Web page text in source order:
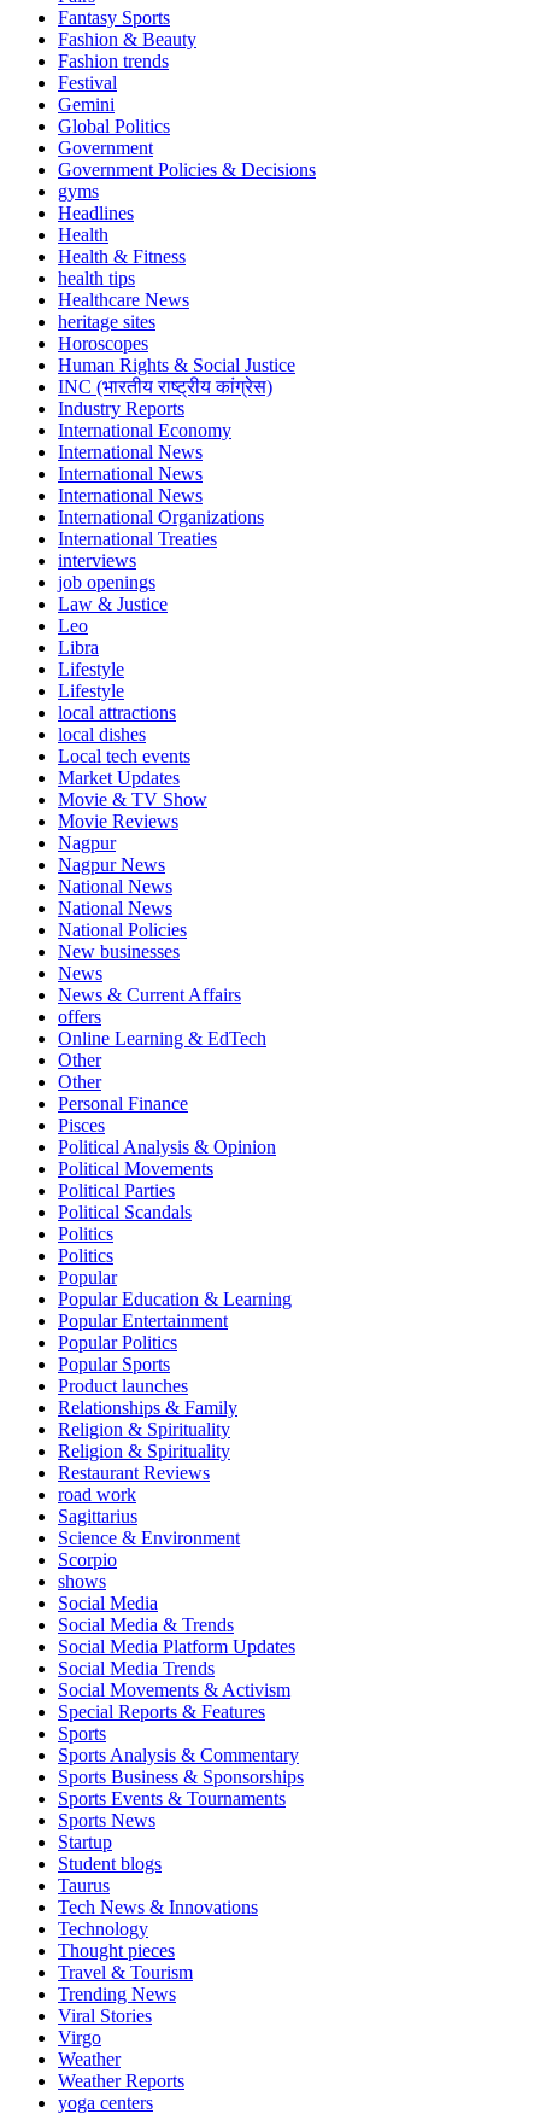
Fantasy Sports
Fashion & Beauty
Fashion trends
Festival
Gemini
Global Politics
Government
Government Policies & Decisions
gyms
Headlines
Health
Health & Fitness
health tips
Healthcare News
heritage sites
Horoscopes
Human Rights & Social Justice
INC (भारतीय राष्ट्रीय कांग्रेस)
Industry Reports
International Economy
International News
International News
International News
International Organizations
International Treaties
interviews
job openings
Law & Justice
Leo
Libra
Lifestyle
Lifestyle
local attractions
local dishes
Local tech events
Market Updates
Movie & TV Show
Movie Reviews
Nagpur
Nagpur News
National News
National News
National Policies
New businesses
News
News & Current Affairs
offers
Online Learning & EdTech
Other
Other
Personal Finance
Pisces
Political Analysis & Opinion
Political Movements
Political Parties
Political Scandals
Politics
Politics
Popular
Popular Education & Learning
Popular Entertainment
Popular Politics
Popular Sports
Product launches
Relationships & Family
Religion & Spirituality
Religion & Spirituality
Restaurant Reviews
road work
Sagittarius
Science & Environment
Scorpio
shows
Social Media
Social Media & Trends
Social Media Platform Updates
Social Media Trends
Social Movements & Activism
Special Reports & Features
Sports
Sports Analysis & Commentary
Sports Business & Sponsorships
Sports Events & Tournaments
Sports News
Startup
Student blogs
Taurus
Tech News & Innovations
Technology
Thought pieces
Travel & Tourism
Trending News
Viral Stories
Virgo
Weather
Weather Reports
yoga centers